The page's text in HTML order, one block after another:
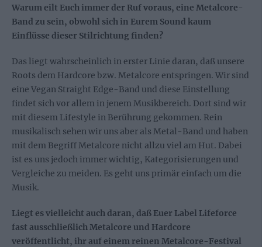
Warum eilt Euch immer der Ruf voraus, eine Metalcore-
Band zu sein, obwohl sich in Eurem Sound kaum
Einflüsse dieser Stilrichtung finden?
Das liegt wahrscheinlich in erster Linie daran, daß unsere
Roots dem Hardcore bzw. Metalcore entspringen. Wir sind
eine Vegan Straight Edge-Band und diese Einstellung
findet sich vor allem in jenem Musikbereich. Dort sind wir
mit diesem Lifestyle in Berührung gekommen. Rein
musikalisch sehen wir uns aber als Metal-Band und haben
mit dem Begriff Metalcore nicht allzu viel am Hut. Dabei
ist es uns jedoch immer wichtig, Kategorisierungen und
Vergleiche zu meiden. Es geht uns primär einfach um die
Musik.
Liegt es vielleicht auch daran, daß Euer Label Lifeforce
fast ausschließlich Metalcore und Hardcore
veröffentlicht, ihr auf einem reinen Metalcore-Festival